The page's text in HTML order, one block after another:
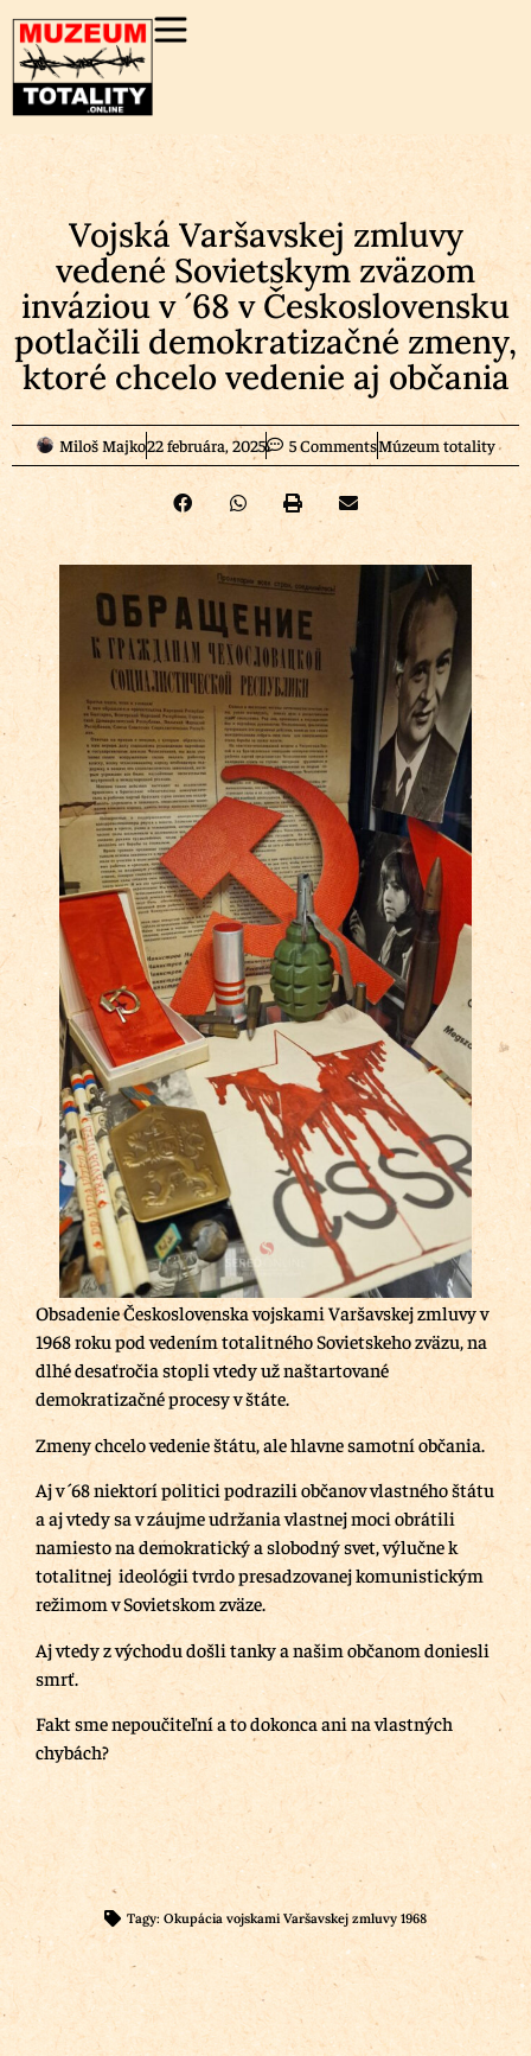
Vojská Varšavskej zmluvy
vedené Sovietskym zväzom
inváziou v ´68 v Československu
potlačili demokratizačné zmeny,
ktoré chcelo vedenie aj občania
Miloš Majko22 februára, 2025 5 CommentsMúzeum totality
Obsadenie Československa vojskami Varšavskej zmluvy v
1968 roku pod vedením totalitného Sovietskeho zväzu, na
dlhé desaťročia stopli vtedy už naštartované
demokratizačné procesy v štáte.
Zmeny chcelo vedenie štátu, ale hlavne samotní občania.
Aj v ´68 niektorí politici podrazili občanov vlastného štátu
a aj vtedy sa v záujme udržania vlastnej moci obrátili
namiesto na demokratický a slobodný svet, výlučne k
totalitnej ideológii tvrdo presadzovanej komunistickým
režimom v Sovietskom zväze.
Aj vtedy z východu došli tanky a našim občanom doniesli
smrť.
Fakt sme nepoučiteľní a to dokonca ani na vlastných
chybách?
Tagy: Okupácia vojskami Varšavskej zmluvy 1968